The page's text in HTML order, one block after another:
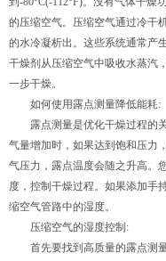
的压缩空气。压缩空气通过冷干
的水冷凝析出。这些系统通常产
干燥剂从压缩空气中吸收水蒸汽
一步干燥。
如何使用露点测量降低能耗:
露点测量是优化干燥过程的关
气量增加时，如果达到饱和压力
气压力，露点温度会随之升高。
度，控制干燥过程。如果添加手
缩空气管路中的湿度。
压缩空气的湿度控制:
首先要找到高质量的露点测量